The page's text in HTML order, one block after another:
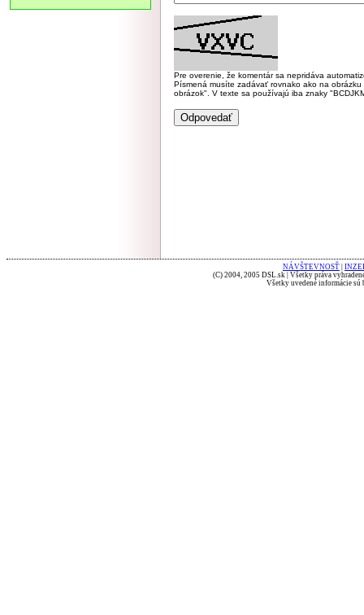
Pre overenie, že komentár sa nepridáva
Písmená musíte zadávať rovnako ako na
obrázok". V texte sa používajú iba znaky
NÁVŠTEVNOSŤ
(C) 2004, 2005 DSL.sk | Všetky práva
Všetky uvedené informácie sú